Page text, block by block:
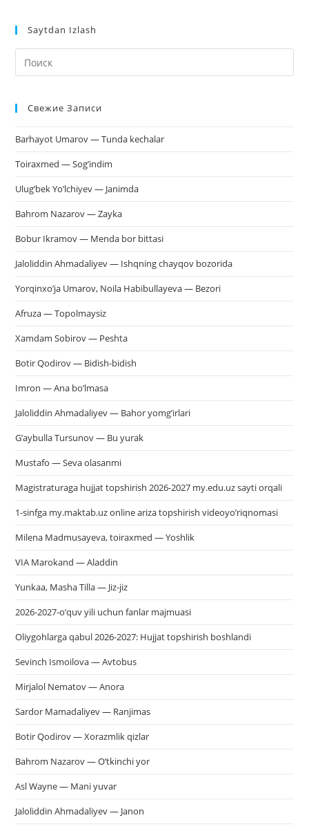
Saytdan Izlash
Свежие Записи
Barhayot Umarov — Tunda kechalar
Toiraxmed — Sog’indim
Ulug’bek Yo’lchiyev — Janimda
Bahrom Nazarov — Zayka
Bobur Ikramov — Menda bor bittasi
Jaloliddin Ahmadaliyev — Ishqning chayqov bozorida
Yorqinxo’ja Umarov, Noila Habibullayeva — Bezori
Afruza — Topolmaysiz
Xamdam Sobirov — Peshta
Botir Qodirov — Bidish-bidish
Imron — Ana bo’lmasa
Jaloliddin Ahmadaliyev — Bahor yomg’irlari
G’aybulla Tursunov — Bu yurak
Mustafo — Seva olasanmi
Magistraturaga hujjat topshirish 2026-2027 my.edu.uz sayti orqali
1-sinfga my.maktab.uz online ariza topshirish videoyo’riqnomasi
Milena Madmusayeva, toiraxmed — Yoshlik
VIA Marokand — Aladdin
Yunkaa, Masha Tilla — Jiz-jiz
2026-2027-o’quv yili uchun fanlar majmuasi
Oliygohlarga qabul 2026-2027: Hujjat topshirish boshlandi
Sevinch Ismoilova — Avtobus
Mirjalol Nematov — Anora
Sardor Mamadaliyev — Ranjimas
Botir Qodirov — Xorazmlik qizlar
Bahrom Nazarov — O’tkinchi yor
Asl Wayne — Mani yuvar
Jaloliddin Ahmadaliyev — Janon